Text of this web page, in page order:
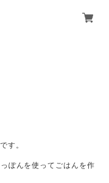
す。
ぽんを使ってごはんを作